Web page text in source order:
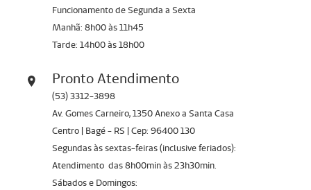
Funcionamento de Segunda a Sexta
Manhã: 8h00 às 11h45
Tarde: 14h00 às 18h00
Pronto Atendimento
(53) 3312-3898
Av. Gomes Carneiro, 1350 Anexo a Santa Casa
Centro | Bagé - RS | Cep: 96400 130
Segundas às sextas-feiras (inclusive feriados):
Atendimento das 8h00min às 23h30min.
Sábados e Domingos: